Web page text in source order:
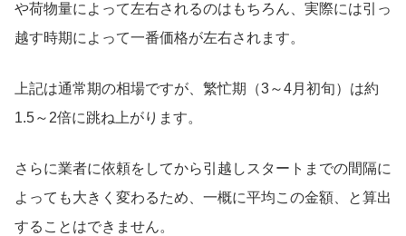
や荷物量によって左右されるのはもちろん、実際には引っ
越す時期によって一番価格が左右されます。
上記は通常期の相場ですが、繁忙期（3～4月初旬）は約
1.5～2倍に跳ね上がります。
さらに業者に依頼をしてから引越しスタートまでの間隔に
よっても大きく変わるため、一概に平均この金額、と算出
することはできません。